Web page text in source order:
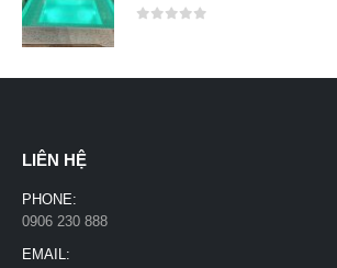
LIÊN HỆ
PHONE:
0906 230 888
EMAIL: